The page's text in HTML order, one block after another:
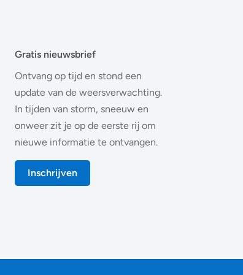
Gratis nieuwsbrief
Ontvang op tijd en stond een
update van de weersverwachting.
In tijden van storm, sneeuw en
onweer zit je op de eerste rij om
nieuwe informatie te ontvangen.
Inschrijven